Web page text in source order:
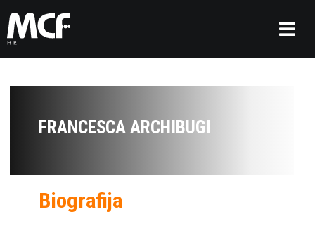
FRANCESCA ARCHIBUGI
Biografija